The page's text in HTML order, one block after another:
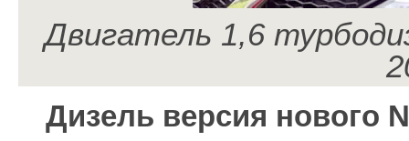
Двигатель 1,6
Дизель версия нового